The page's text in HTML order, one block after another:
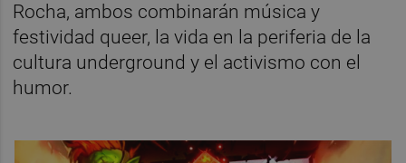
Rocha, ambos combinarán música y
festividad queer, la vida en la periferia de la
cultura underground y el activismo con el
humor.